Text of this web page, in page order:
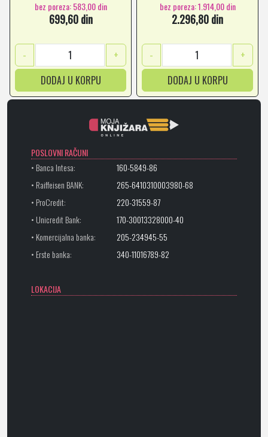
bez poreza: 583,00 din
699,60 din
-
+
DODAJ U KORPU
bez poreza: 1.914,00 din
2.296,80 din
-
+
DODAJ U KORPU
POSLOVNI RAČUNI
• Banca Intesa:
160-5849-86
• Raiffeisen BANK:
265-6410310003980-68
• ProCredit:
220-31559-87
• Unicredit Bank:
170-30013328000-40
• Komercijalna banka:
205-234945-55
• Erste banka:
340-11016789-82
LOKACIJA